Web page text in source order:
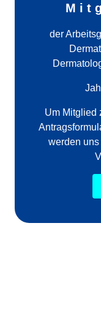
M i t
der
Um Mitglied
werden